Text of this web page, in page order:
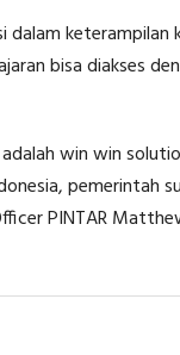
keterampilan
bisa diakses
win win
pemerintah
PINTAR